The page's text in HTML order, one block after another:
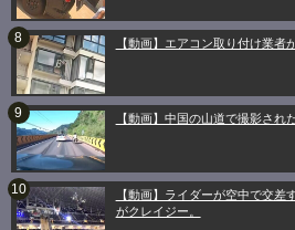
【動画】エアコン取り付け業者
【動画】中国の山道で撮影され
【動画】ライダーが空中で交差
がクレイジー。